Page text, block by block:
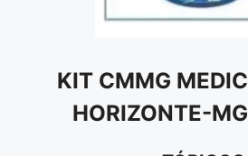
KIT CMMG
HORIZONTE-